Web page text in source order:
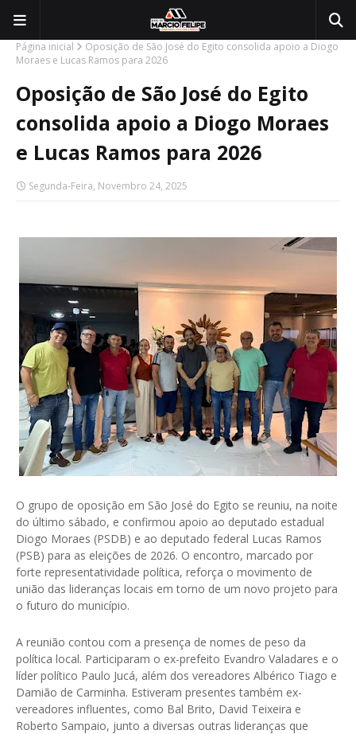
Página inicial
Oposição de São José do Egito consolida apoio a Diogo
Moraes e Lucas Ramos para 2026
Oposição de São José do Egito
consolida apoio a Diogo Moraes
e Lucas Ramos para 2026
Segunda-Feira, Novembro 24, 2025
O grupo de oposição em São José do Egito se reuniu, na noite
do último sábado, e confirmou apoio ao deputado estadual
Diogo Moraes (PSDB) e ao deputado federal Lucas Ramos
(PSB) para as eleições de 2026. O encontro, marcado por
forte representatividade política, reforça o movimento de
união das lideranças locais em torno de um novo projeto para
o futuro do município.
A reunião contou com a presença de nomes de peso da
política local. Participaram o ex-prefeito Evandro Valadares e o
líder político Paulo Jucá, além dos vereadores Albérico Tiago e
Damião de Carminha. Estiveram presentes também ex-
vereadores influentes, como Bal Brito, David Teixeira e
Roberto Sampaio, junto a diversas outras lideranças que